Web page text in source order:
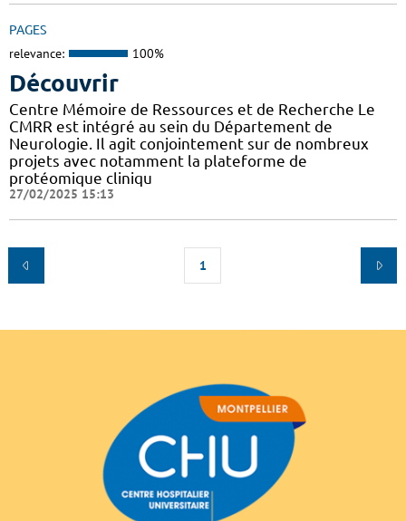
PAGES
relevance: 100%
Découvrir
Centre Mémoire de Ressources et de Recherche Le
CMRR est intégré au sein du Département de
Neurologie. Il agit conjointement sur de nombreux
projets avec notamment la plateforme de
protéomique cliniqu
27/02/2025 15:13
1